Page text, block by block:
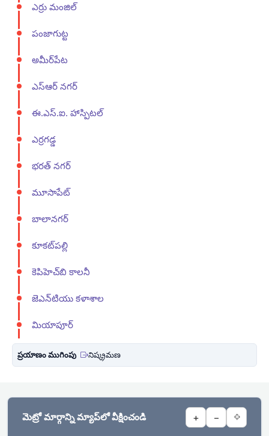
ఎర్రు మంజిల్
పంజాగుట్ట
అమీర్‌పేట
ఎస్ఆర్ నగర్
ఈ.ఎస్.ఐ. హాస్పిటల్
ఎర్రగడ్డ
భరత్ నగర్
మూసాపేట్
బాలానగర్
కూకట్‌పల్లి
కెపిహెచ్‌బి కాలనీ
జెఎన్‌టియు కళాశాల
మియాపూర్
ప్రయాణం ముగింపు నిష్క్రమణ
మెట్రో మార్గాన్ని మ్యాప్‌లో వీక్షించండి + − ⌖